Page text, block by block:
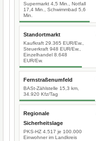
Supermarkt 4,5 Min., Notfall
17,4 Min., Schwimmbad 5,6
Min.
Standortmarkt
Kaufkraft 29.365 EUR/Ew.,
Steuerkraft 948 EUR/Ew.,
Einzelhandel 8.648
EUR/Ew.
Fernstraßenumfeld
BASt-Zählstelle 15,3 km,
34.920 Kfz/Tag
Regionale
Sicherheitslage
PKS-HZ 4.517 je 100.000
Einwohner im Landkreis